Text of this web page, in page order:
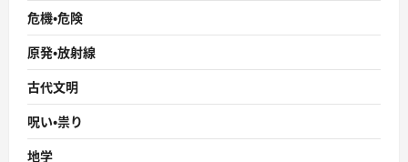
危機・危険
原発・放射線
古代文明
呪い・祟り
地学